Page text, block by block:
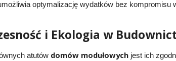
optymalizację wydatków bez kompromisu
i Ekologia w
atutów domów modułowychjest ich